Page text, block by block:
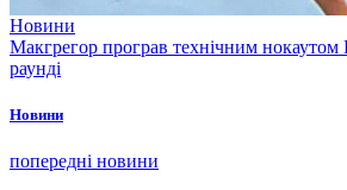
Новини
Макгрегор програв технічним
раунді
Новини
попередні новини